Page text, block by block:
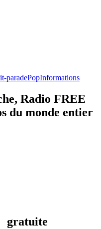
paradePopInformations
Radio FREE
du monde entier
gratuite